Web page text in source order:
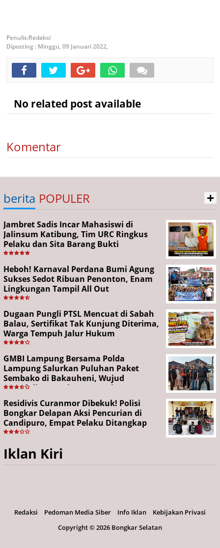
Redaksi
Diposting : Minggu, 09 Januari 2022,
No related post available
Komentar
berita POPULER +
Jambret Sadis Incar Mahasiswi di
Jalinsum Katibung, Tim URC Ringkus
Pelaku dan Sita Barang Bukti
Heboh! Karnaval Perdana Bumi Agung
Sukses Sedot Ribuan Penonton, Enam
Lingkungan Tampil All Out
Dugaan Pungli PTSL Mencuat di Sabah
Balau, Sertifikat Tak Kunjung Diterima,
Warga Tempuh Jalur Hukum
GMBI Lampung Bersama Polda
Lampung Salurkan Puluhan Paket
Sembako di Bakauheni, Wujud
Kepedulian Sambut HUT RI ke-81
Residivis Curanmor Dibekuk! Polisi
Bongkar Delapan Aksi Pencurian di
Candipuro, Empat Pelaku Ditangkap
Iklan Kiri
Redaksi Pedoman Media Siber Info Iklan
Kebijakan Privasi
Copyright ©2026 Bongkar Selatan